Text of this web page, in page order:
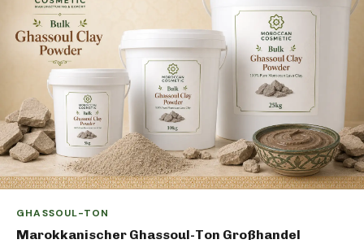
GHASSOUL-TON
Marokkanischer Ghassoul-Ton Großhandel